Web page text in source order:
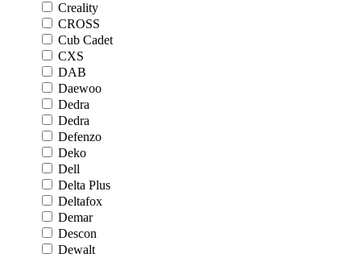
Creality
CROSS
Cub Cadet
CXS
DAB
Daewoo
Dedra
Dedra
Defenzo
Deko
Dell
Delta Plus
Deltafox
Demar
Descon
Dewalt